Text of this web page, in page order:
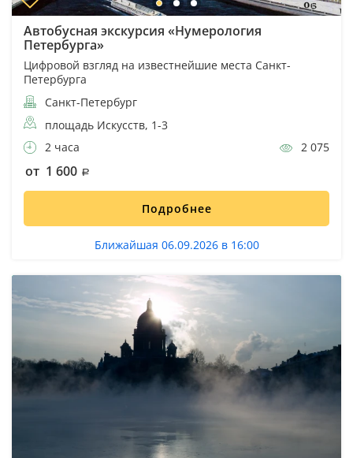
Автобусная экскурсия «Нумерология
Петербурга»
Цифровой взгляд на известнейшие места Санкт-
Петербурга
Санкт-Петербург
площадь Искусств, 1-3
2 часа
2 075
от 1 600
Подробнее
Ближайшая 06.09.2026 в 16:00